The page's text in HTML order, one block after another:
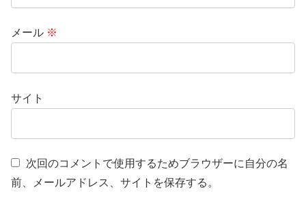
メール ※
サイト
次回のコメントで使用するためブラウザーに自分の名
前、メールアドレス、サイトを保存する。